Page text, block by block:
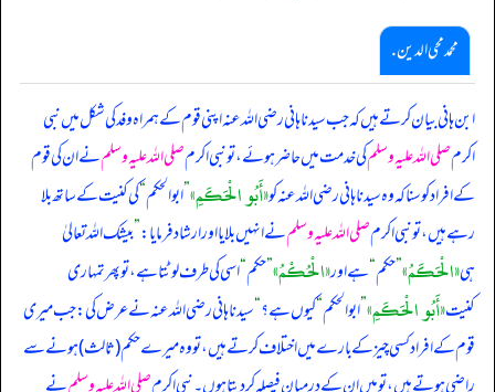
محمد محی الدین .
ابن ہانی بیان کرتے ہیں کہ جب سیدنا ہانی رضی اللہ عنہ اپنی قوم کے ہمراہ وفد کی شکل میں نبی
اکرمصلی اللہ علیہ وسلمکی خدمت میں حاضر ہوئے، تو نبی اکرمصلی اللہ علیہ وسلمنے ان کی قوم
کے افراد کو سنا کہ وہ سیدنا ہانی رضی اللہ عنہ کو«أَبُو الْحَكَمِ»”ابوالحکم“کی کنیت کے ساتھ بلا
رہے ہیں، تو نبی اکرمصلی اللہ علیہ وسلمنے انہیں بلایا اور ارشاد فرمایا:”بیشک اللہ تعالیٰ
ہی«الْحَكَمُ»”حکم“ہے اور«الْحُكْمُ»”حکم“اسی کی طرف لوٹتا ہے، تو پھر تمہاری
کنیت«أَبُو الْحَكَمِ»”ابوالحکم“کیوں ہے؟“سیدنا ہانی رضی اللہ عنہ نے عرض کی: جب میری
قوم کے افراد کسی چیز کے بارے میں اختلاف کرتے ہیں، تو وہ میرے حکم (ثالث) ہونے سے